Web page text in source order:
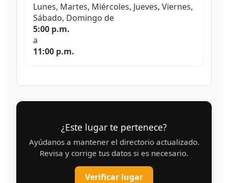
Lunes, Martes, Miércoles, Jueves, Viernes,
Sábado, Domingo de
5:00 p.m.
a
11:00 p.m.
¿Este lugar te pertenece?
Ayúdanos a mantener el directorio actualizado.
Revisa y corrige tus datos si es necesario.
Verificar lugar